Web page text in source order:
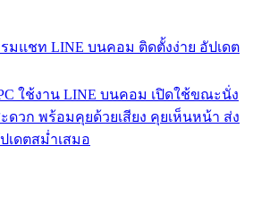
รมแชท LINE บนคอม ติดตั้งง่าย อัปเดต
ใช้งาน LINE บนคอม เปิดใช้ขณะนั่ง
ดวก พร้อมคุยด้วยเสียง คุยเห็นหน้า ส่ง
เดตสม่ำเสมอ